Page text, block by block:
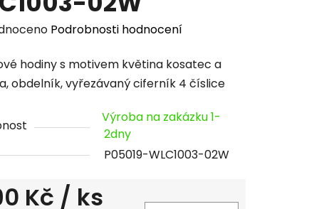
Podrobnosti hodnocení
hodiny s motivem květina kosatec a
obdelník, vyřezávaný ciferník 4 číslice
Výroba na zakázku 1-
2dny
P05019-WLC1003-02W
Kč / ks